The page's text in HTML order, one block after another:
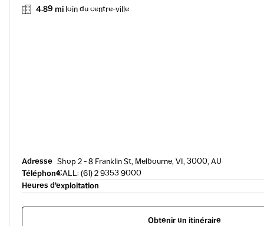
4.89 mi loin du centre-ville
Adresse Shop 2 - 8 Franklin St, Melbourne, VI, 3000, AU
TéléphoneCALL: (61) 2 9353 9000
Heures d’exploitation
Obtenir un itinéraire